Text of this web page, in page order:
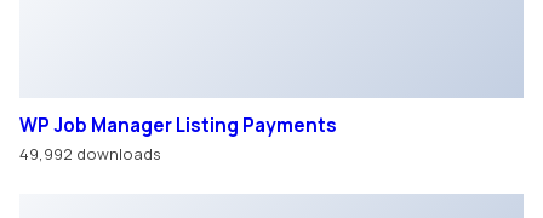
Оставить
заявку Записаться
Подобрать